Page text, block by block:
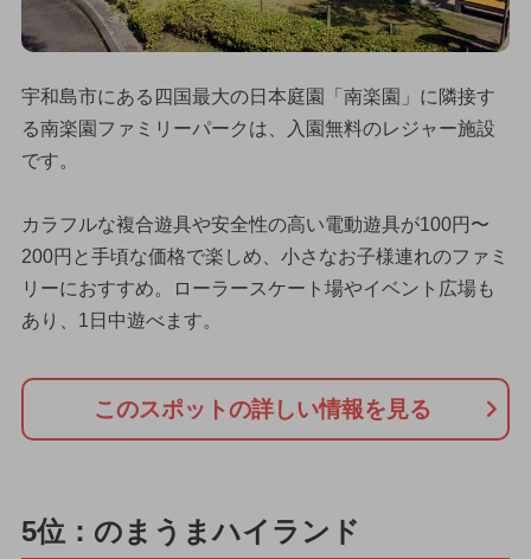
宇和島市にある四国最大の日本庭園「南楽園」に隣接す
る南楽園ファミリーパークは、入園無料のレジャー施設
です。
カラフルな複合遊具や安全性の高い電動遊具が100円〜
200円と手頃な価格で楽しめ、小さなお子様連れのファミ
リーにおすすめ。ローラースケート場やイベント広場も
あり、1日中遊べます。
このスポットの詳しい情報を見る
5位：のまうまハイランド